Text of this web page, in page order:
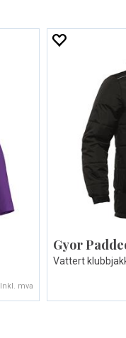
Inkl. mva
Gyor
Vattert